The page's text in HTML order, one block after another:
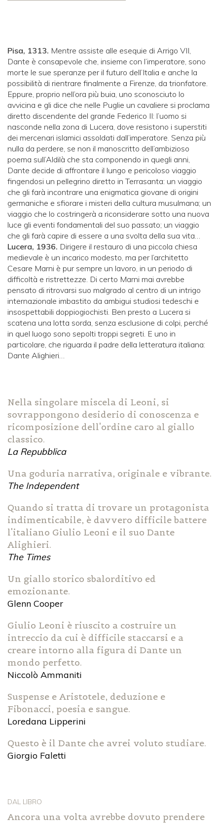
Pisa, 1313. Mentre assiste alle esequie di Arrigo VII,
Dante è consapevole che, insieme con l’imperatore, sono
morte le sue speranze per il futuro dell’Italia e anche la
possibilità di rientrare finalmente a Firenze, da trionfatore.
Eppure, proprio nell’ora più buia, uno sconosciuto lo
avvicina e gli dice che nelle Puglie un cavaliere si proclama
diretto discendente del grande Federico II: l’uomo si
nasconde nella zona di Lucera, dove resistono i superstiti
dei mercenari islamici assoldati dall’imperatore. Senza più
nulla da perdere, se non il manoscritto dell’ambizioso
poema sull’Aldilà che sta componendo in quegli anni,
Dante decide di affrontare il lungo e pericoloso viaggio
fingendosi un pellegrino diretto in Terrasanta: un viaggio
che gli farà incontrare una enigmatica giovane di origini
germaniche e sfiorare i misteri della cultura musulmana; un
viaggio che lo costringerà a riconsiderare sotto una nuova
luce gli eventi fondamentali del suo passato; un viaggio
che gli farà capire di essere a una svolta della sua vita…
Lucera, 1936. Dirigere il restauro di una piccola chiesa
medievale è un incarico modesto, ma per l’architetto
Cesare Marni è pur sempre un lavoro, in un periodo di
difficoltà e ristrettezze. Di certo Marni mai avrebbe
pensato di ritrovarsi suo malgrado al centro di un intrigo
internazionale imbastito da ambigui studiosi tedeschi e
insospettabili doppiogiochisti. Ben presto a Lucera si
scatena una lotta sorda, senza esclusione di colpi, perché
in quel luogo sono sepolti troppi segreti. E uno in
particolare, che riguarda il padre della letteratura italiana:
Dante Alighieri…
Nella singolare miscela di Leoni, si
sovrappongono desiderio di conoscenza e
ricomposizione dell'ordine caro al giallo
classico.
La Repubblica
Una goduria narrativa, originale e vibrante.
The Independent
Quando si tratta di trovare un protagonista
indimenticabile, è davvero difficile battere
l'italiano Giulio Leoni e il suo Dante
Alighieri.
The Times
Un giallo storico sbalorditivo ed
emozionante.
Glenn Cooper
Giulio Leoni è riuscito a costruire un
intreccio da cui è difficile staccarsi e a
creare intorno alla figura di Dante un
mondo perfetto.
Niccolò Ammaniti
Suspense e Aristotele, deduzione e
Fibonacci, poesia e sangue.
Loredana Lipperini
Questo è il Dante che avrei voluto studiare.
Giorgio Faletti
DAL LIBRO
Ancora una volta avrebbe dovuto prendere